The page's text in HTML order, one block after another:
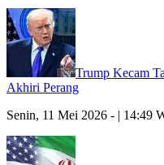
Trump Kecam
Akhiri Perang
Senin, 11 Mei 2026 - | 14:49